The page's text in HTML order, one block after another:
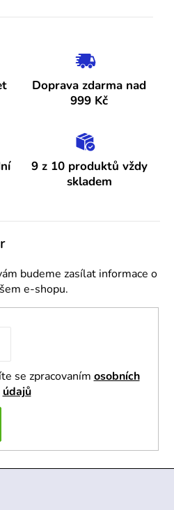
a
v
Doprava zdarma nad
999 Kč
9 z 10 produktů vždy
skladem
budeme zasílat informace o
e-shopu.
se zpracovaním osobních
údajů